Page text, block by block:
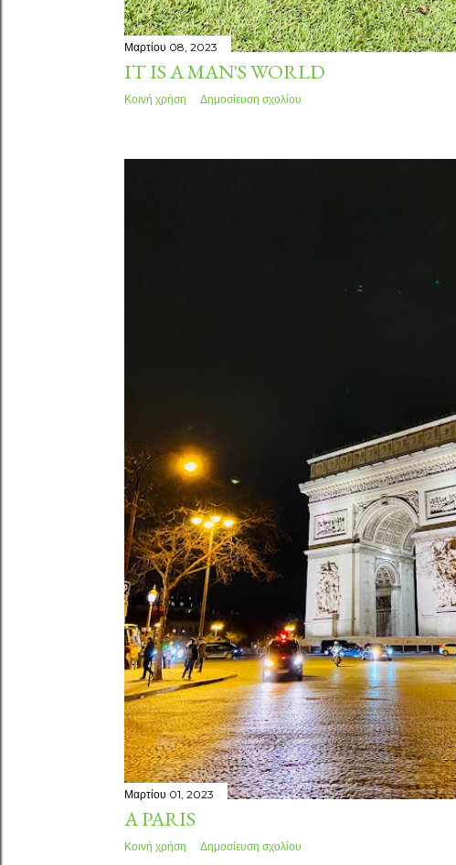
Μαρτίου 08, 2023
IT IS A MAN'S WORLD
Κοινή χρήση Δημοσίευση σχολίου
Μαρτίου 01, 2023
A PARIS
Κοινή χρήση Δημοσίευση σχολίου